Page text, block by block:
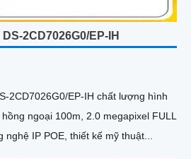
2CD7026G0/EP-IH
2CD7026G0/EP-IH chất lượng hình
ngoại 100m, 2.0 megapixel FULL
công nghệ IP POE, thiết kế mỹ thuật...